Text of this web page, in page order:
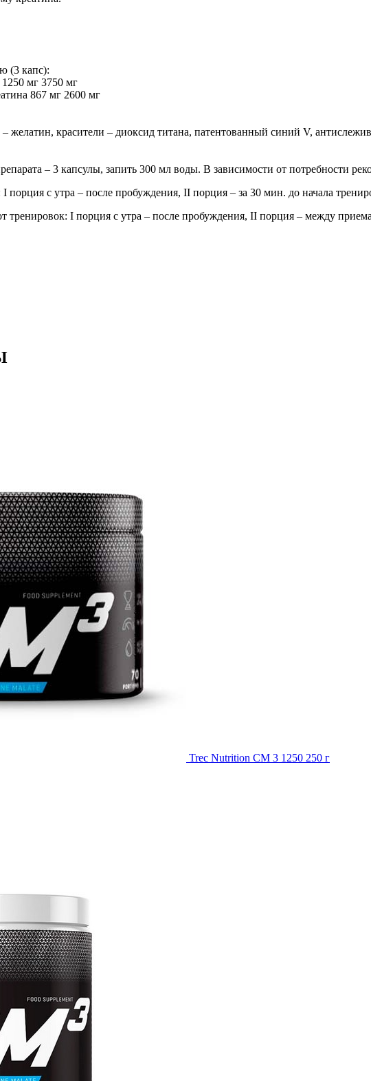
(3 капс):
мг 3750 мг
867 мг 2600 мг
желатин, красители – диоксид титана, патентованный синий V,
– 3 капсулы, запить 300 мл воды. В зависимости от потребности
порция с утра – после пробуждения, II порция – за 30 мин. до начала
тренировок: I порция с утра – после пробуждения, II порция – между
Trec Nutrition CM 3 1250 250 г